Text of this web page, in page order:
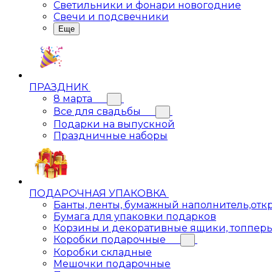
Светильники и фонари новогодние
Свечи и подсвечники
Еще
ПРАЗДНИК
8 марта
Все для свадьбы
Подарки на выпускной
Праздничные наборы
ПОДАРОЧНАЯ УПАКОВКА
Банты, ленты, бумажный
Бумага для упаковки подарков
Корзины и декоративные ящики,
Коробки подарочные
Коробки складные
Мешочки подарочные